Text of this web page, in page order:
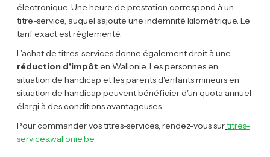
électronique. Une heure de prestation correspond à un
titre-service, auquel s'ajoute une indemnité kilométrique. Le
tarif exact est réglementé.
L'achat de titres-services donne également droit à une
réduction d'impôt en Wallonie. Les personnes en
situation de handicap et les parents d'enfants mineurs en
situation de handicap peuvent bénéficier d'un quota annuel
élargi à des conditions avantageuses.
Pour commander vos titres-services, rendez-vous surtitres-
services.wallonie.be.